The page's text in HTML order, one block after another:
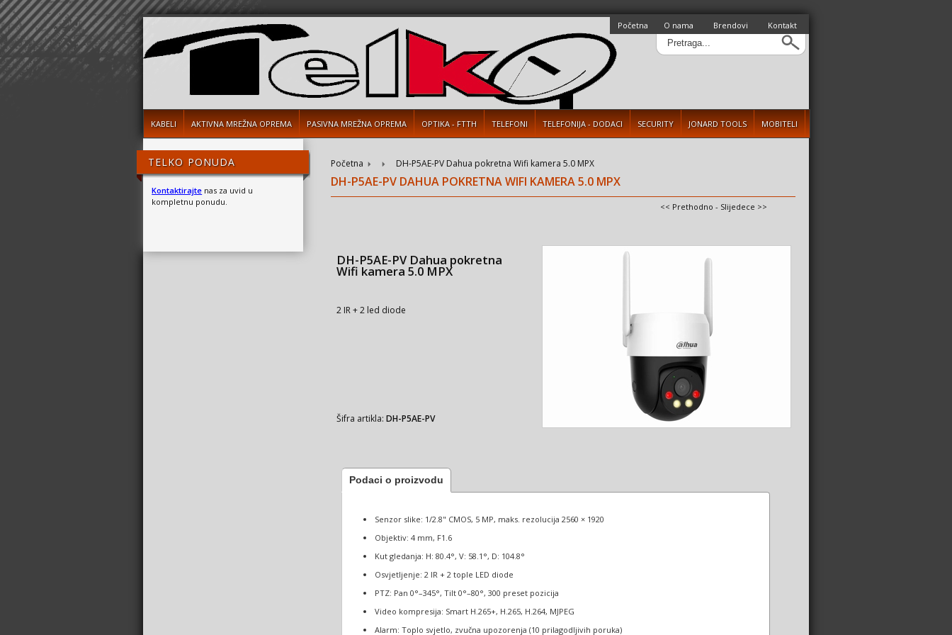
Početna O nama Brendovi Kontakt
KABELI AKTIVNA MREŽNA OPREMA PASIVNA MREŽNA OPREMA OPTIKA - FTTH TELEFONI TELEFONIJA - DODACI SECURITY JONARD TOOLS MOBITELI
TELKO PONUDA
Kontaktirajte nas za uvid u
kompletnu ponudu.
Početna DH-P5AE-PV Dahua pokretna Wifi kamera 5.0 MPX
DH-P5AE-PV DAHUA POKRETNA WIFI KAMERA 5.0 MPX
<< Prethodno - Slijedece >>
DH-P5AE-PV Dahua pokretna
Wifi kamera 5.0 MPX
2 IR + 2 led diode
Šifra artikla:DH-P5AE-PV
Podaci o proizvodu
Senzor slike: 1/2.8" CMOS, 5 MP, maks. rezolucija 2560 × 1920
Objektiv: 4 mm, F1.6
Kut gledanja: H: 80.4°, V: 58.1°, D: 104.8°
Osvjetljenje: 2 IR + 2 tople LED diode
PTZ: Pan 0°–345°, Tilt 0°–80°, 300 preset pozicija
Video kompresija: Smart H.265+, H.265, H.264, MJPEG
Alarm: Toplo svjetlo, zvučna upozorenja (10 prilagodljivih poruka)